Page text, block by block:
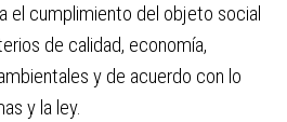
el cumplimiento del objeto social
de calidad, economía,
y de acuerdo con lo
y la ley.